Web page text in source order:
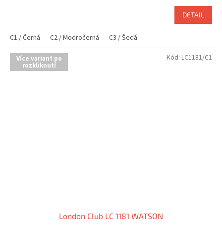
DETAIL
C1 / Černá C2 / Modročerná C3 / Šedá
Více variant po
rozkliknutí
London Club LC 1181 WATSON
Kód: LC1181/C1